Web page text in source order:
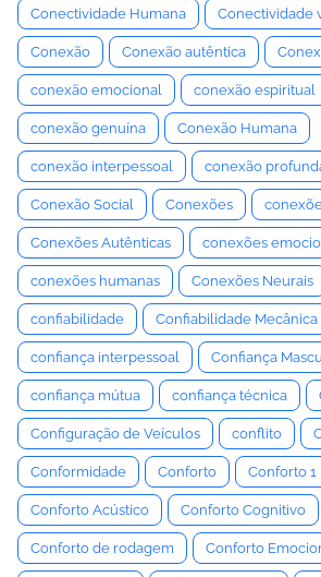
Conectividade Humana Conectividade
Conexão Conexão autêntica
conexão emocional conexão espiritual
conexão genuína Conexão Humana
conexão interpessoal conexão
Conexão Social Conexões
Conexões Autênticas conexões
conexões humanas Conexões Neurais
confiabilidade Confiabilidade Mecânica
confiança interpessoal Confiança
confiança mútua confiança técnica
Configuração de Veículos conflito
Conformidade Conforto Conforto 1
Conforto Acústico Conforto Cognitivo
Conforto de rodagem Conforto